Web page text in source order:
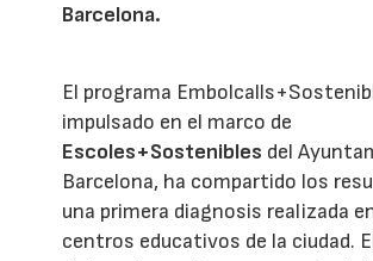
Barcelona.
El programa
impulsado en el marco de
Escoles+Sostenibles del
Barcelona, ha compartido los
una primera diagnosis realizada
centros educativos de la ciudad.